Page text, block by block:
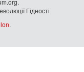
Гідності
.